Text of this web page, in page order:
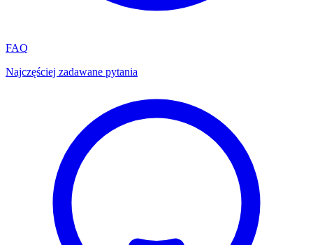
FAQ
Najczęściej zadawane pytania